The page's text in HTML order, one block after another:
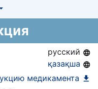
РК:15.11.2022 -
русский
қазақша
медикамента